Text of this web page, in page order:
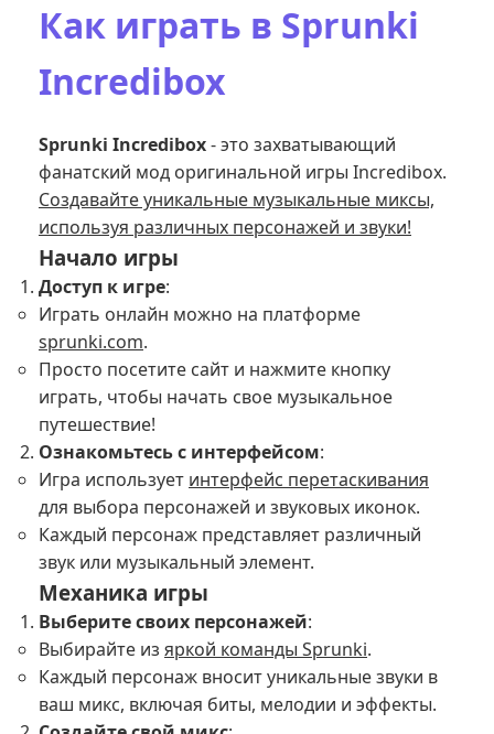
Как играть в Sprunki
Incredibox
Sprunki Incredibox- это захватывающий
фанатский мод оригинальной игры Incredibox.
Создавайте уникальные музыкальные миксы,
используя различных персонажей и звуки!
Начало игры
Доступ к игре:
Играть онлайн можно на платформе
sprunki.com.
Просто посетите сайт и нажмите кнопку
играть, чтобы начать свое музыкальное
путешествие!
Ознакомьтесь с интерфейсом:
Игра использует интерфейс перетаскивания
для выбора персонажей и звуковых иконок.
Каждый персонаж представляет различный
звук или музыкальный элемент.
Механика игры
Выберите своих персонажей:
Выбирайте из яркой команды Sprunki.
Каждый персонаж вносит уникальные звуки в
ваш микс, включая биты, мелодии и эффекты.